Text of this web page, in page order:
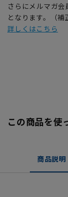
さらにメルマガ
となります。（補
詳しくはこちら
この商品を使
商品説